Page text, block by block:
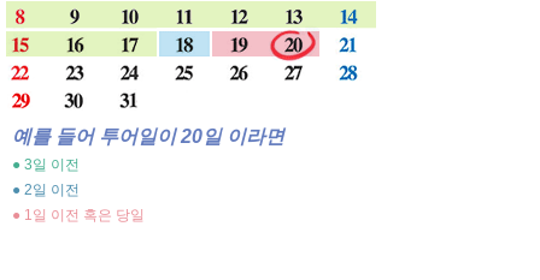
예를 들어 투어일이 20일 이라면
● 3일 이전
● 2일 이전
● 1일 이전 혹은 당일